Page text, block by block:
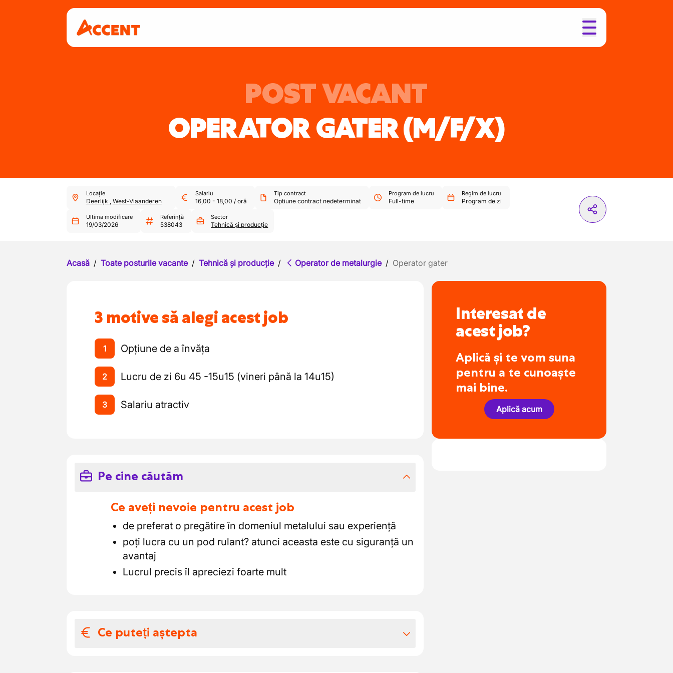
POST VACANT
OPERATOR GATER(M/F/X)
Locație
Deerlijk , West-Vlaanderen
Salariu
16,00 - 18,00 / oră
Tip contract
Optiune contract nedeterminat
Program de lucru
Full-time
Regim de lucru
Program de zi
Ultima modificare
19/03/2026
Referință
538043
Sector
Tehnică și producție
Acasă / Toate posturile vacante / Tehnică și producție / Operator de metalurgie / Operator gater
3 motive să alegi acest job
1 Opțiune de a învăța
2 Lucru de zi 6u 45 -15u15 (vineri până la 14u15)
3 Salariu atractiv
Pe cine căutăm
Ce aveți nevoie pentru acest job
de preferat o pregătire în domeniul metalului sau experiență
poți lucra cu un pod rulant? atunci aceasta este cu siguranță un
avantaj
Lucrul precis îl apreciezi foarte mult
Ce puteți aștepta
Interesat de
acest job?
Aplică și te vom suna
pentru a te cunoaște
mai bine.
Aplică acum